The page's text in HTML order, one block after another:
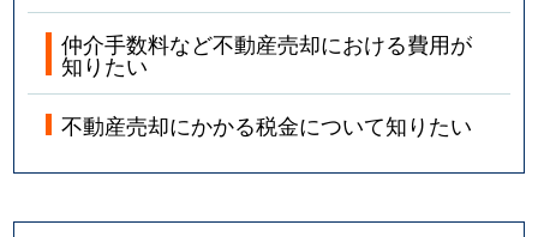
仲介手数料など不動産売却における費用が
知りたい
不動産売却にかかる税金について知りたい